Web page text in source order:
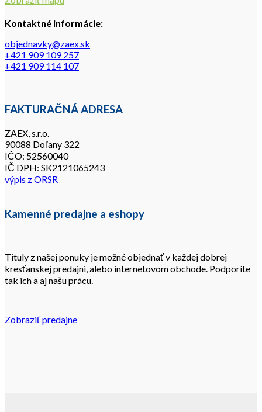
Kontaktné informácie:
objednavky@zaex.sk
+421 909 109 257
+421 909 114 107
FAKTURAČNÁ ADRESA
ZAEX, s.r.o.
90088 Doľany 322
IČO: 52560040
IČ DPH: SK2121065243
výpis z ORSR
Kamenné predajne a eshopy
Tituly z našej ponuky je možné objednať v každej dobrej
kresťanskej predajni, alebo internetovom obchode. Podporíte
tak ich a aj našu prácu.
Zobraziť predajne